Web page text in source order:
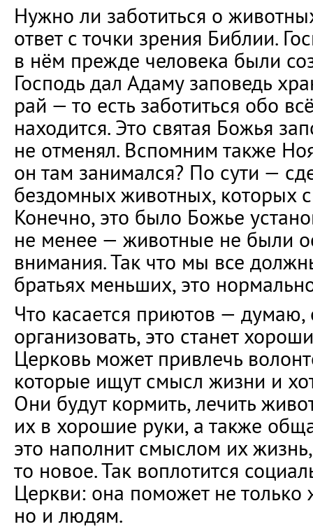
Нужно ли заботиться о
ответ с точки зрения Библии.
в нём прежде человека были
Господь дал Адаму заповедь
рай — то есть заботиться обо
находится. Это святая Божья
не отменял. Вспомним также
он там занимался? По сути —
бездомных животных, которых
Конечно, это было Божье
не менее — животные не были
внимания. Так что мы все
братьях меньших, это
Что касается приютов — думаю,
организовать, это станет
Церковь может привлечь
которые ищут смысл жизни и
Они будут кормить, лечить
их в хорошие руки, а также
это наполнит смыслом их
то новое. Так воплотится
Церкви: она поможет не только
но и людям.